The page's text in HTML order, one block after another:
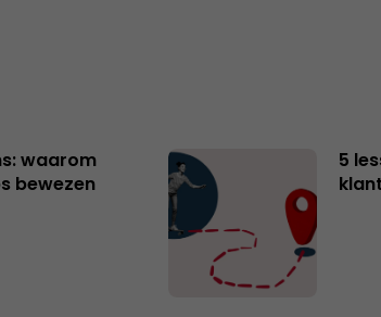
waarom
bewezen
5